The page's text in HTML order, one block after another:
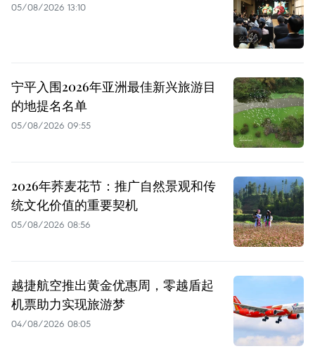
05/08/2026 13:10
宁平入围2026年亚洲最佳新兴旅游目
的地提名名单
05/08/2026 09:55
2026年荞麦花节：推广自然景观和传
统文化价值的重要契机
05/08/2026 08:56
越捷航空推出黄金优惠周，零越盾起
机票助力实现旅游梦
04/08/2026 08:05